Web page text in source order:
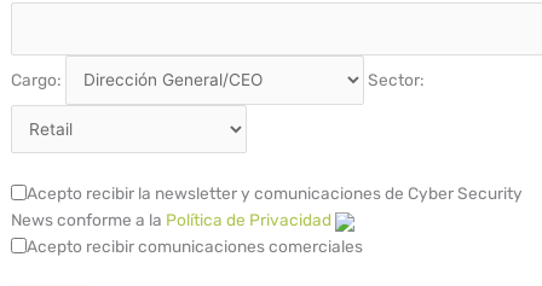
Cargo: Sector:
Acepto recibir la newsletter y comunicaciones de Cyber Security
News conforme a la Política de Privacidad
Acepto recibir comunicaciones comerciales